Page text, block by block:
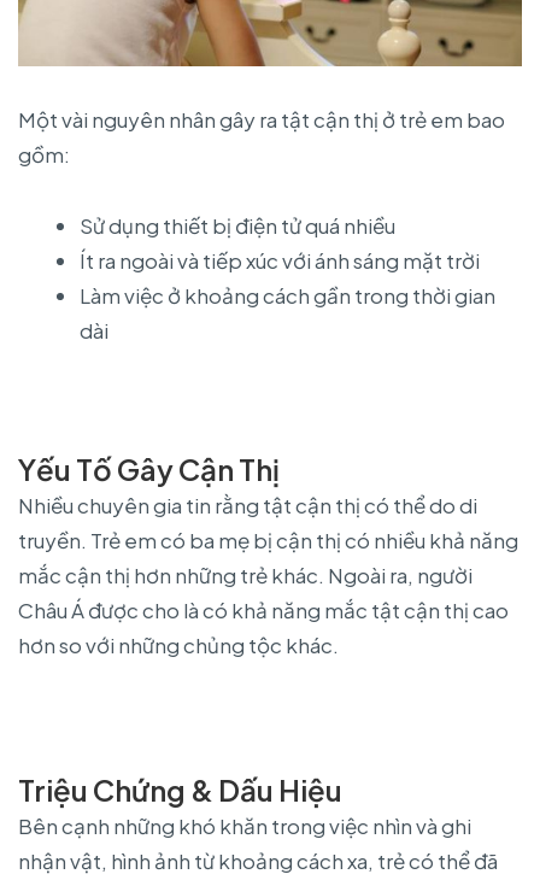
Một vài nguyên nhân gây ra tật cận thị ở trẻ em bao
gồm:
Sử dụng thiết bị điện tử quá nhiều
Ít ra ngoài và tiếp xúc với ánh sáng mặt trời
Làm việc ở khoảng cách gần trong thời gian
dài
Yếu Tố Gây Cận Thị
Nhiều chuyên gia tin rằng tật cận thị có thể do di
truyền. Trẻ em có ba mẹ bị cận thị có nhiều khả năng
mắc cận thị hơn những trẻ khác. Ngoài ra, người
Châu Á được cho là có khả năng mắc tật cận thị cao
hơn so với những chủng tộc khác.
Triệu Chứng & Dấu Hiệu
Bên cạnh những khó khăn trong việc nhìn và ghi
nhận vật, hình ảnh từ khoảng cách xa, trẻ có thể đã